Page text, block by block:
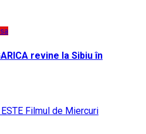
revine la Sibiu în
Filmul de Miercuri